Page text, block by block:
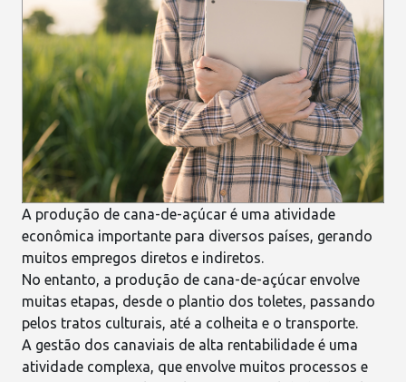
A produção de cana-de-açúcar é uma atividade
econômica importante para diversos países, gerando
muitos empregos diretos e indiretos.
No entanto, a produção de cana-de-açúcar envolve
muitas etapas , desde o plantio dos toletes, passando
pelos tratos culturais, até a colheita e o transporte.
A gestão dos canaviais de alta rentabilidade é uma
atividade complexa, que envolve muitos processos e